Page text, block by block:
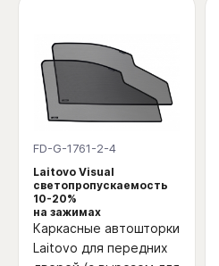
FD-G-1761-2-4
Laitovo Visual
светопропускаемость
10-20%
на зажимах
Каркасные автошторки
Laitovo для передних